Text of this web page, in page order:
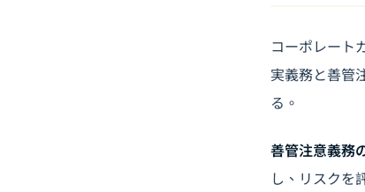
コーポレート
実義務と善管
る。
善管注意義務
し、リスクを